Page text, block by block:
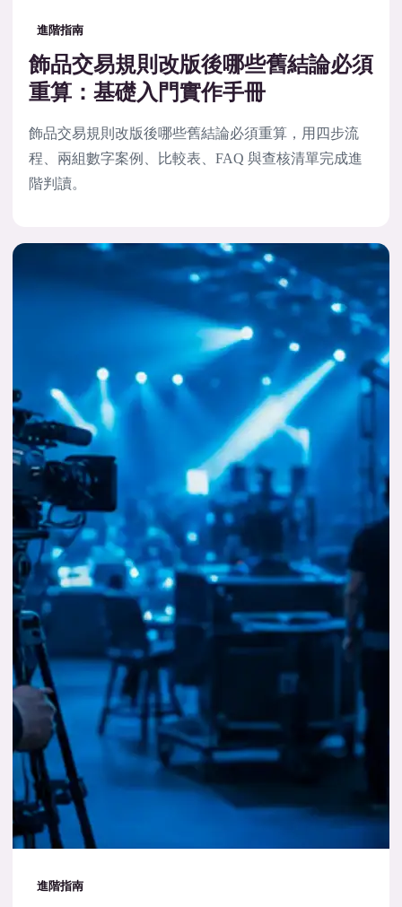
進階指南
飾品交易規則改版後哪些舊結論必須
重算：基礎入門實作手冊
飾品交易規則改版後哪些舊結論必須重算，用四步流
程、兩組數字案例、比較表、FAQ 與查核清單完成進
階判讀。
進階指南